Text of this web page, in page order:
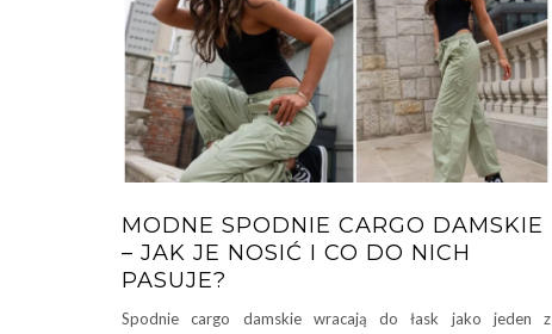
MODNE SPODNIE CARGO DAMSKIE
– JAK JE NOSIĆ I CO DO NICH
PASUJE?
Spodnie cargo damskie wracają do łask jako jeden z